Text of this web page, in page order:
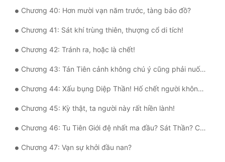
Vô Địch Lưu
Xây Dựng Thế Lực
Đam Mỹ
Đẹp Hiệp
Tính Cách Nhân Vật :
Cơ Trí
Sát Phạt Quyết Đoán
Chương 40: Hơn mười vạn năm trước, tàng bảo đồ?
Chương 41: Sát khí trùng thiên, thượng cổ di tích!
Chương 42: Tránh ra, hoặc là chết!
Chương 43: Tán Tiên cảnh không chú ý cũng phải nuốt hận tại chỗ cấp chín trận pháp?
Chương 44: Xấu bụng Diệp Thần! Hố chết người không đền mạng!
Chương 45: Kỳ thật, ta người này rất hiền lành!
Chương 46: Tu Tiên Giới đệ nhất ma đầu? Sát Thần? Công pháp bá đạo!
Chương 47: Vạn sự khởi đầu nan?